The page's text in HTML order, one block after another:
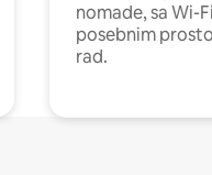
nomade, sa Wi-
posebnim
rad.